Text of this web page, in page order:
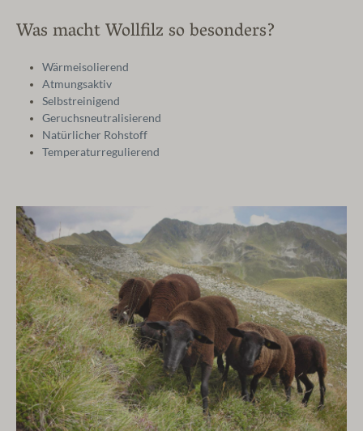
Was macht Wollfilz so besonders?
Wärmeisolierend
Atmungsaktiv
Selbstreinigend
Geruchsneutralisierend
Natürlicher Rohstoff
Temperaturregulierend